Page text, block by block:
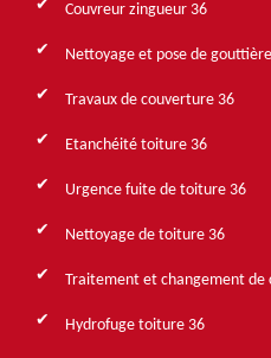
Couvreur zingueur 36
Nettoyage et pose de
Travaux de couverture 36
Etanchéité toiture 36
Urgence fuite de toiture 36
Nettoyage de toiture 36
Traitement et changement de
Hydrofuge toiture 36